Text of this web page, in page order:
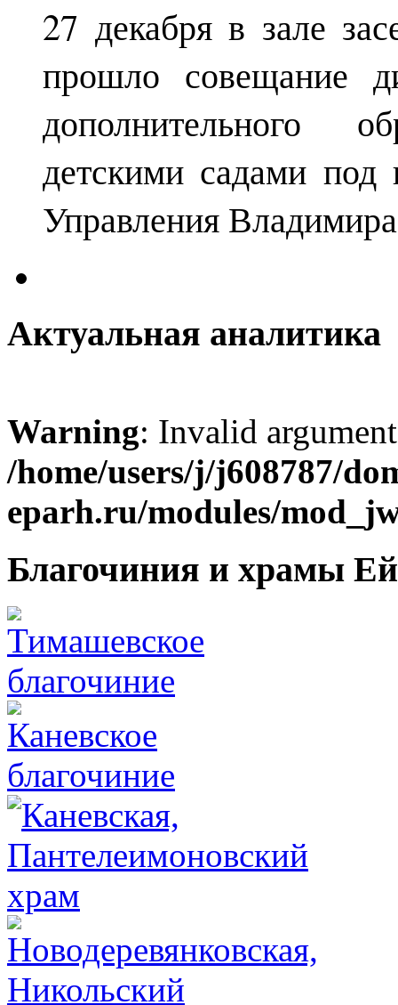
27 декабря в зале
прошло совещание
дополнительного
детскими садами под
Управления
Актуальная аналитика
Warning: Invalid
/home/users/j/j608787/
eparh.ru/modules/
Благочиния и храмы